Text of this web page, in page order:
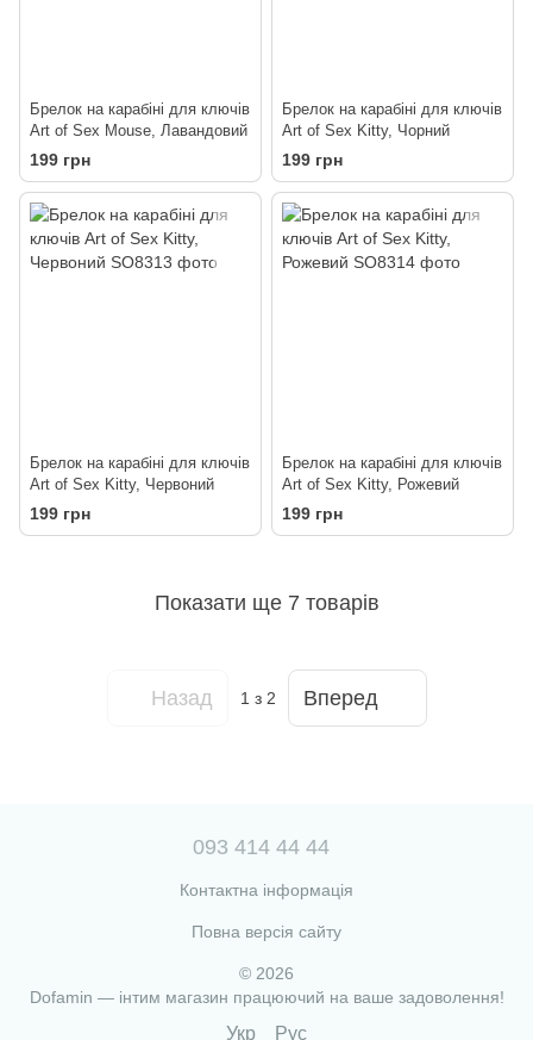
Брелок на карабіні для ключів
Art of Sex Mouse, Лавандовий
199 грн
Брелок на карабіні для ключів
Art of Sex Kitty, Чорний
199 грн
Брелок на карабіні для ключів
Art of Sex Kitty, Червоний
199 грн
Брелок на карабіні для ключів
Art of Sex Kitty, Рожевий
199 грн
Показати ще 7 товарів
Назад 1 з 2 Вперед
093 414 44 44
Контактна інформація
Повна версія сайту
© 2026
Dofamin — інтим магазин працюючий на ваше задоволення!
Укр Рус